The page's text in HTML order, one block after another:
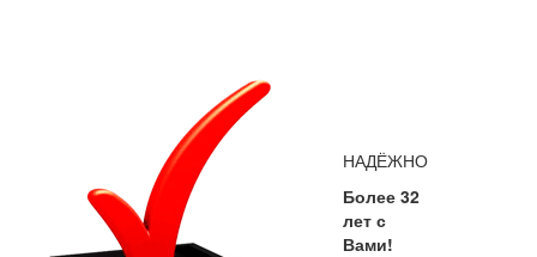
НАДЁЖНО
Более 32
лет с
Вами!